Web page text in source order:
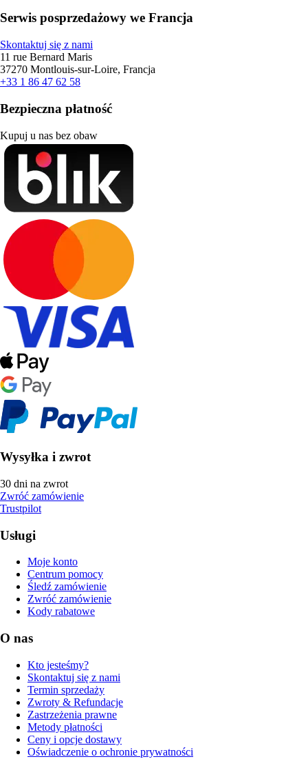
Serwis posprzedażowy we Francja
Skontaktuj się z nami
11 rue Bernard Maris
37270 Montlouis-sur-Loire, Francja
+33 1 86 47 62 58
Bezpieczna płatność
Kupuj u nas bez obaw
Wysyłka i zwrot
30 dni na zwrot
Zwróć zamówienie
Trustpilot
Usługi
Moje konto
Centrum pomocy
Śledź zamówienie
Zwróć zamówienie
Kody rabatowe
O nas
Kto jesteśmy?
Skontaktuj się z nami
Termin sprzedaży
Zwroty & Refundacje
Zastrzeżenia prawne
Metody płatności
Ceny i opcje dostawy
Oświadczenie o ochronie prywatności